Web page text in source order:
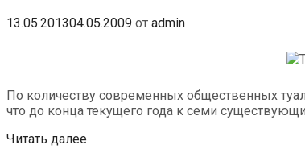
13.05.201304.05.2009 от admin
По количеству современных общественных
что до конца текущего года к семи
Читать далееТаллин